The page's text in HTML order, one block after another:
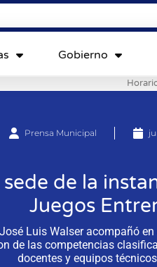
Gobierno
Prensa Municipal
de la
Juegos
Luis Walser acompañó
de las competencias
docentes y equipos